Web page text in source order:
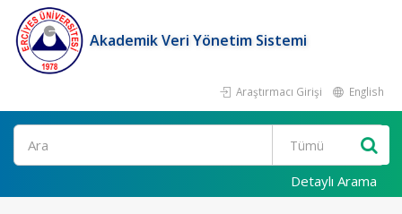
Akademik Veri Yönetim Sistemi
Araştırmacı Girişi English
Ara
Detaylı Arama